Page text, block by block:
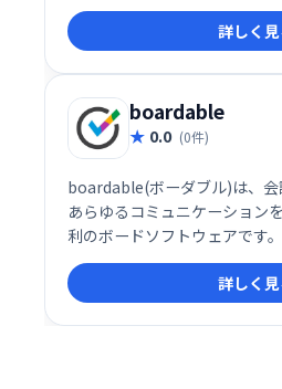
詳しく
boardable
0.0 (0件)
boardable(ボーダブル)は、会
あらゆるコミュニケーション
利のボードソフトウェアです。
詳しく